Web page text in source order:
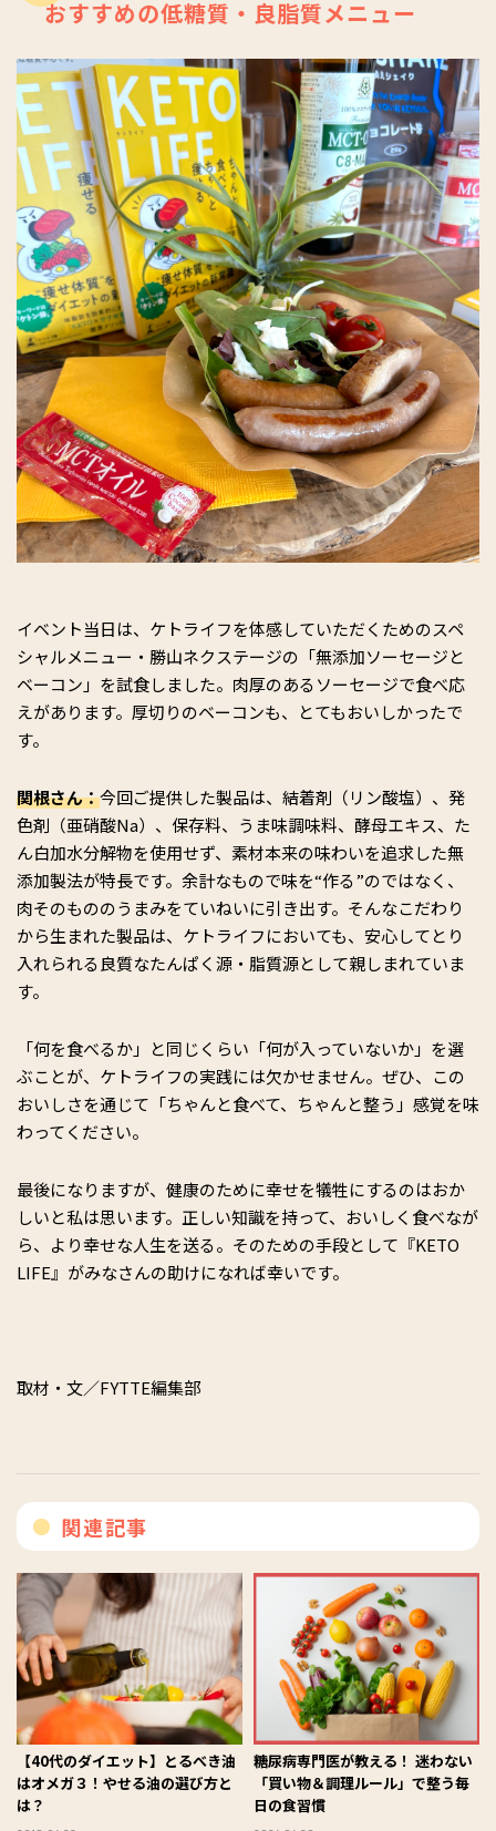
おすすめの低糖質・良脂質メニュー
イベント当日は、ケトライフを体感していただくためのスペ
シャルメニュー・勝山ネクステージの「無添加ソーセージと
ベーコン」を試食しました。肉厚のあるソーセージで食べ応
えがあります。厚切りのベーコンも、とてもおいしかったで
す。
関根さん：今回ご提供した製品は、結着剤（リン酸塩）、発
色剤（亜硝酸Na）、保存料、うま味調味料、酵母エキス、た
ん白加水分解物を使用せず、素材本来の味わいを追求した無
添加製法が特長です。余計なもので味を“作る”のではなく、
肉そのもののうまみをていねいに引き出す。そんなこだわり
から生まれた製品は、ケトライフにおいても、安心してとり
入れられる良質なたんぱく源・脂質源として親しまれていま
す。
「何を食べるか」と同じくらい「何が入っていないか」を選
ぶことが、ケトライフの実践には欠かせません。ぜひ、この
おいしさを通じて「ちゃんと食べて、ちゃんと整う」感覚を味
わってください。
最後になりますが、健康のために幸せを犠牲にするのはおか
しいと私は思います。正しい知識を持って、おいしく食べなが
ら、より幸せな人生を送る。そのための手段として『KETO
LIFE』がみなさんの助けになれば幸いです。
取材・文／FYTTE編集部
関連記事
【40代のダイエット】とるべき油
はオメガ３！やせる油の選び方と
は？
糖尿病専門医が教える！ 迷わない
「買い物＆調理ルール」で整う毎
日の食習慣